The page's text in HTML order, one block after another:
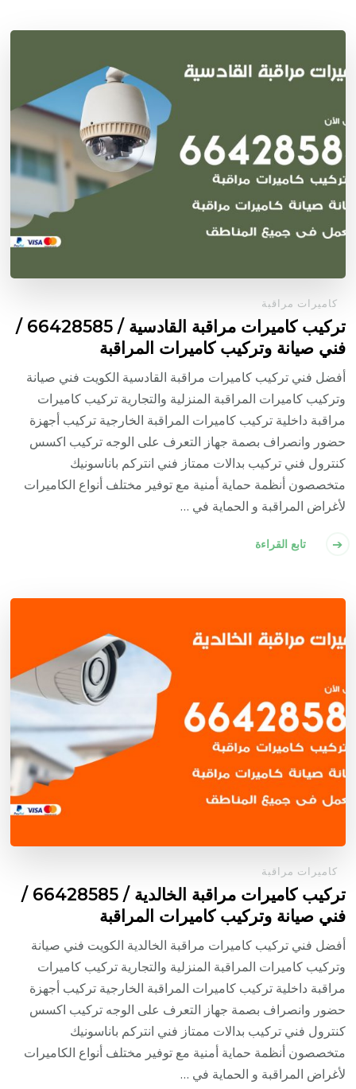
كاميرات مراقبة
تركيب كاميرات مراقبة القادسية / 66428585 /
فني صيانة وتركيب كاميرات المراقبة
أفضل فني تركيب كاميرات مراقبة القادسية الكويت فني صيانة
وتركيب كاميرات المراقبة المنزلية والتجارية تركيب كاميرات
مراقبة داخلية تركيب كاميرات المراقبة الخارجية تركيب أجهزة
حضور وانصراف بصمة جهاز التعرف على الوجه تركيب اكسس
كنترول فني تركيب بدالات ممتاز فني انتركم باناسونيك
متخصصون أنظمة حماية أمنية مع توفير مختلف أنواع الكاميرات
لأغراض المراقبة و الحماية في …
تابع القراءة
كاميرات مراقبة
تركيب كاميرات مراقبة الخالدية / 66428585 /
فني صيانة وتركيب كاميرات المراقبة
أفضل فني تركيب كاميرات مراقبة الخالدية الكويت فني صيانة
وتركيب كاميرات المراقبة المنزلية والتجارية تركيب كاميرات
مراقبة داخلية تركيب كاميرات المراقبة الخارجية تركيب أجهزة
حضور وانصراف بصمة جهاز التعرف على الوجه تركيب اكسس
كنترول فني تركيب بدالات ممتاز فني انتركم باناسونيك
متخصصون أنظمة حماية أمنية مع توفير مختلف أنواع الكاميرات
لأغراض المراقبة و الحماية في …